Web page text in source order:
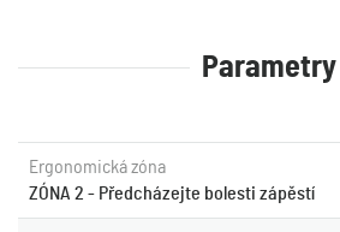
Parametry
Ergonomická zóna
ZÓNA 2 - Předcházejte bolesti zápěstí